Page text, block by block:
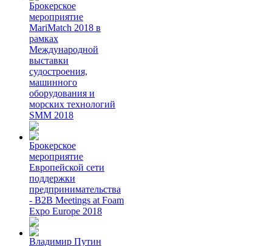
Брокерское
мероприятие
MariMatch 2018 в
рамках
Международной
выставки
судостроения,
машинного
оборудования и
морских технологий
SMM 2018
Брокерское
мероприятие
Европейской сети
поддержки
предпринимательства
- B2B Meetings at Foam
Expo Europe 2018
Владимир Путин